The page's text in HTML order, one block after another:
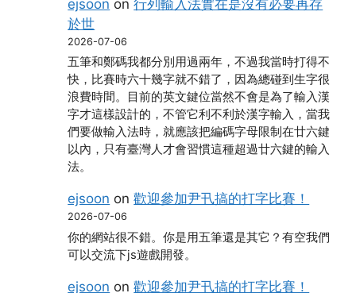
ejsoon on行列輸入法實在是沒有必要再存
於世
2026-07-06
五筆和鄭碼我都分別用過兩年，不過我當時打得不
快，比賽時六十幾字就不錯了，因為總碰到生字很
浪費時間。目前的英文鍵位當然不會是為了輸入漢
字才這樣設計的，不管它利不利於漢字輸入，當我
們要做輸入法時，就應該把編碼字母限制在廿六鍵
以內，只有臺灣人才會習慣這種超過廿六鍵的輸入
法。
ejsoon on歡迎參加尹卂搞的打字比賽！
2026-07-06
你的網站很不錯。你是用五筆還是其它？有空我們
可以交流下js遊戲開發。
ejsoon on歡迎參加尹卂搞的打字比賽！